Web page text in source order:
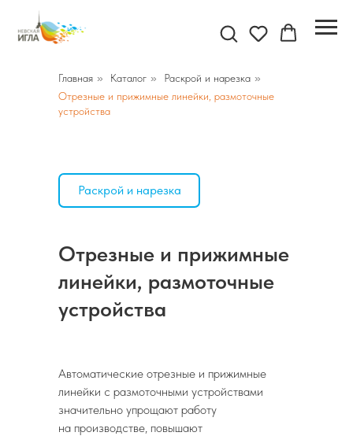
Главная » Каталог » Раскрой и нарезка »
Отрезные и прижимные линейки, размоточные
устройства
Отрезные и прижимные
линейки, размоточные
устройства
Раскрой и нарезка
Автоматические отрезные и прижимные
линейки с размоточными устройствами
значительно упрощают работу
на производстве, повышают